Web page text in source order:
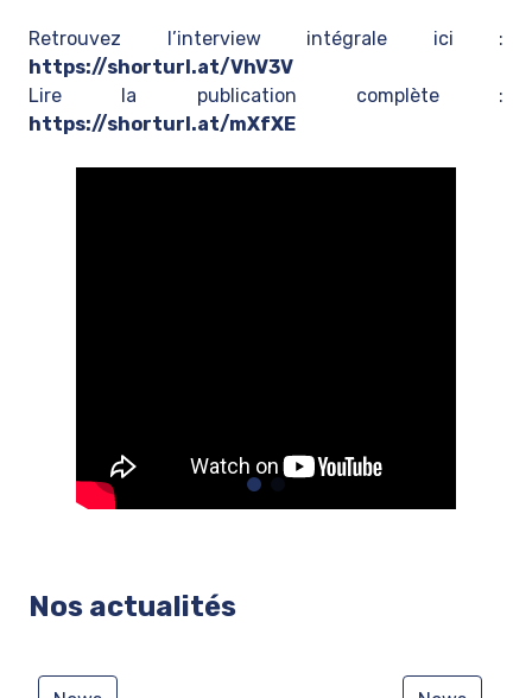
Retrouvez l’interview intégrale ici :
https://shorturl.at/VhV3V
Lire la publication complète :
https://shorturl.at/mXfXE
Nos actualités